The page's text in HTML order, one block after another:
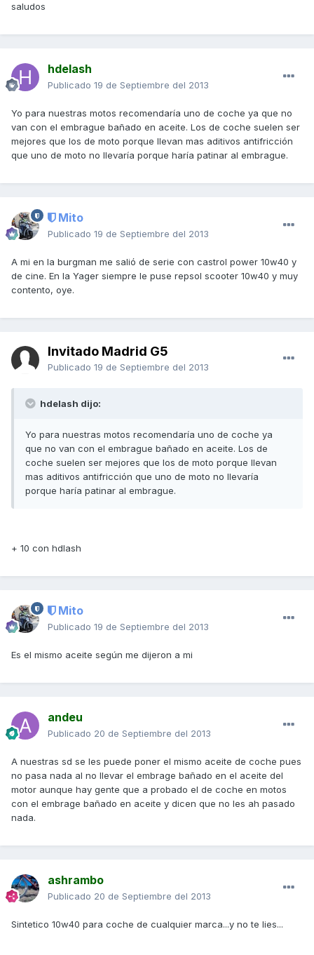
saludos
hdelash
Publicado 19 de Septiembre del 2013
Yo para nuestras motos recomendaría uno de coche ya que no
van con el embrague bañado en aceite. Los de coche suelen ser
mejores que los de moto porque llevan mas aditivos antifricción
que uno de moto no llevaría porque haría patinar al embrague.
Mito
Publicado 19 de Septiembre del 2013
A mi en la burgman me salió de serie con castrol power 10w40 y
de cine. En la Yager siempre le puse repsol scooter 10w40 y muy
contento, oye.
Invitado Madrid G5
Publicado 19 de Septiembre del 2013
hdelash dijo:
Yo para nuestras motos recomendaría uno de coche ya
que no van con el embrague bañado en aceite. Los de
coche suelen ser mejores que los de moto porque llevan
mas aditivos antifricción que uno de moto no llevaría
porque haría patinar al embrague.
+ 10 con hdlash
Mito
Publicado 19 de Septiembre del 2013
Es el mismo aceite según me dijeron a mi
andeu
Publicado 20 de Septiembre del 2013
A nuestras sd se les puede poner el mismo aceite de coche pues
no pasa nada al no llevar el embrage bañado en el aceite del
motor aunque hay gente que a probado el de coche en motos
con el embrage bañado en aceite y dicen que no les ah pasado
nada.
ashrambo
Publicado 20 de Septiembre del 2013
Sintetico 10w40 para coche de cualquier marca...y no te lies...